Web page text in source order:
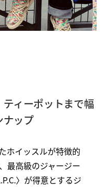
ィーポットまで幅
ナップ
ホイッスルが特徴的
最高級のジャージー
〉が得意とするジ